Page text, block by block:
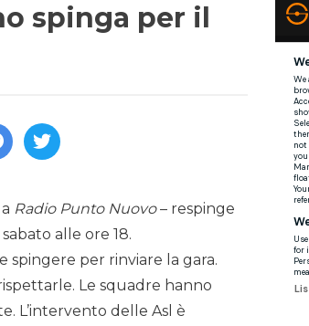
spinga per il
Radio Punto Nuovo– respinge
alle ore 18.
spingere per rinviare la gara.
Le squadre hanno
L’intervento delle Asl è